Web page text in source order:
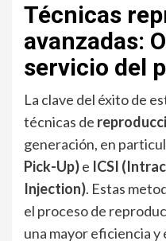
Técnicas
avanzadas:
servicio del
La clave del éxito de
técnicas de
generación, en
Pick-Up)e ICSI
Injection). Estas
el proceso de
una mayor eficiencia